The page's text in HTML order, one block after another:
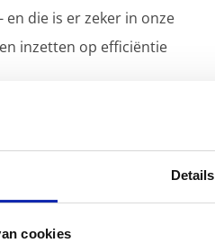
Details
cookies
die is er zeker in onze
inzetten op efficiëntie
verweven in onze